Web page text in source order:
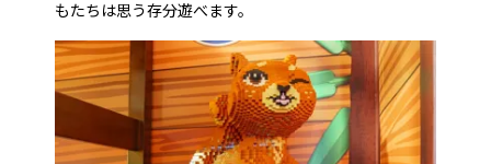
もたちは思う存分遊べます。